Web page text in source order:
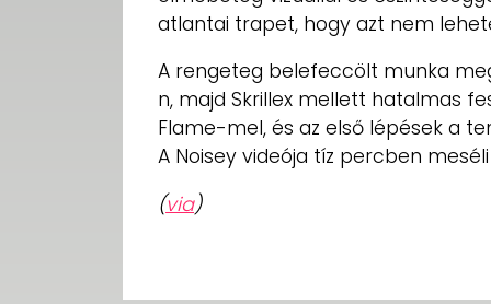
atlantai trapet, hogy azt nem
A rengeteg belefeccölt munka
n, majd Skrillex mellett hatalmas
Flame-mel, és az első lépések a
A Noisey videója tíz percben
(via)